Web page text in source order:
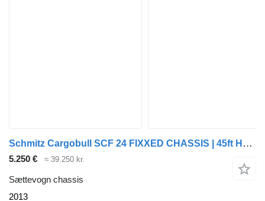
Schmitz Cargobull SCF 24 FIXXED CHASSIS | 45ft HC * 4350 kg * APK 12-2026 * NL TRA
5.250 € ≈ 39.250 kr.
Sættevogn chassis
2013